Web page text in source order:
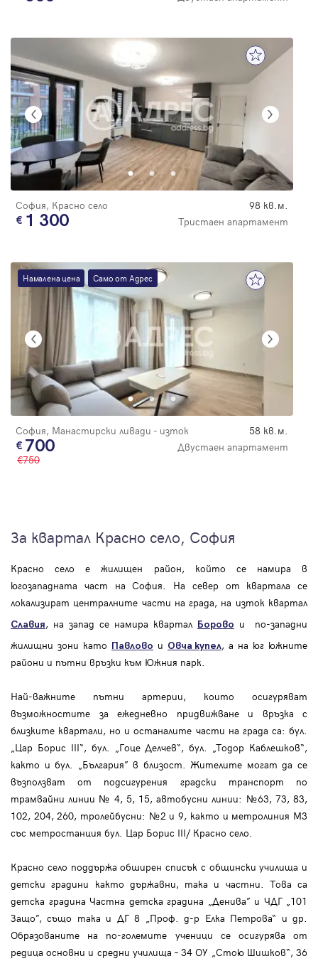
София, Красно село 98 кв.м.
1 300 Тристаен апартамент
Намалена цена Само от Адрес
София, Манастирски ливади - изток 58 кв.м.
700
Двустаен апартамент
750
За квартал Красно село, София
Красно село е жилищен район, който се намира в
югозападната част на София. На север от квартала се
локализират централните части на града, на изток квартал
Славия, на запад се намира квартал Борово и по-западни
жилищни зони като Павлово и Овча купел, а на юг южните
райони и пътни връзки към Южния парк.
Най-важните пътни артерии, които осигуряват
възможностите за ежедневно придвижване и връзка с
близките квартали, но и останалите части на града са: бул.
„Цар Борис III“, бул. „Гоце Делчев“, бул. „Тодор Каблешков“,
както и бул. „България” в близост. Жителите могат да се
възползват от подсигурения градски транспорт по
трамвайни линии № 4, 5, 15, автобусни линии: №63, 73, 83,
102, 204, 260, тролейбусни: №2 и 9, както и метролиния М3
със метростанция бул. Цар Борис III/ Красно село.
Красно село поддържа обширен списък с общински училища и
детски градини както държавни, така и частни. Това са
детска градина Частна детска градина „Денива” и ЧДГ „101
Защо”, също така и ДГ 8 „Проф. д-р Елка Петрова“ и др.
Образованите на по-големите ученици се осигурява от
редица основни и средни училища – 34 ОУ „Стою Шишков“, 36